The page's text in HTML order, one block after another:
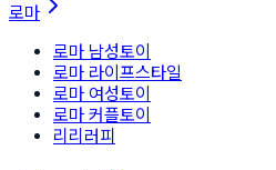
로마
로마 남성토이
로마 라이프스타일
로마 여성토이
로마 커플토이
리리러피